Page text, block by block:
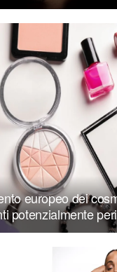
europeo dei
potenzialmente